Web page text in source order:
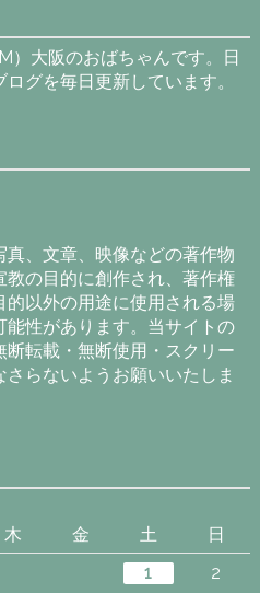
）大阪のおばちゃんです。日
グを毎日更新しています。
、文章、映像などの著作物
の目的に創作され、著作権
以外の用途に使用される場
性があります。当サイトの
転載・無断使用・スクリー
らないようお願いいたしま
木 金 土
日
1
2